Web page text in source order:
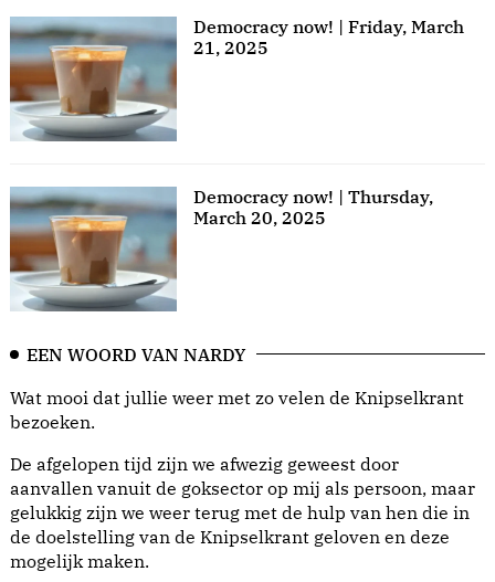
Democracy now! | Friday, March
21, 2025
Democracy now! | Thursday,
March 20, 2025
EEN WOORD VAN NARDY
Wat mooi dat jullie weer met zo velen de Knipselkrant
bezoeken.
De afgelopen tijd zijn we afwezig geweest door
aanvallen vanuit de goksector op mij als persoon, maar
gelukkig zijn we weer terug met de hulp van hen die in
de doelstelling van de Knipselkrant geloven en deze
mogelijk maken.